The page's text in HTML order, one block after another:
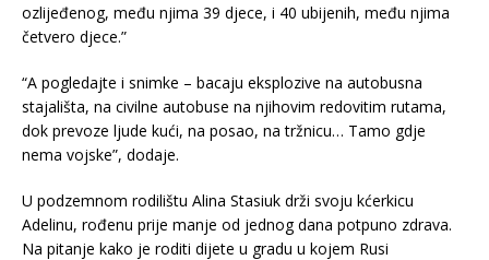
ozlijeđenog, među njima 39 djece, i 40 ubijenih, među njima
četvero djece.”
“A pogledajte i snimke – bacaju eksplozive na autobusna
stajališta, na civilne autobuse na njihovim redovitim rutama,
dok prevoze ljude kući, na posao, na tržnicu… Tamo gdje
nema vojske”, dodaje.
U podzemnom rodilištu Alina Stasiuk drži svoju kćerkicu
Adelinu, rođenu prije manje od jednog dana potpuno zdrava.
Na pitanje kako je roditi dijete u gradu u kojem Rusi